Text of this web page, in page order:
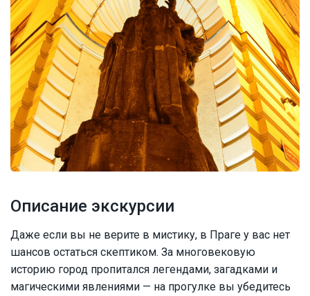
Описание экскурсии
Даже если вы не верите в мистику, в Праге у вас нет
шансов остаться скептиком. За многовековую
историю город пропитался легендами, загадками и
магическими явлениями — на прогулке вы убедитесь